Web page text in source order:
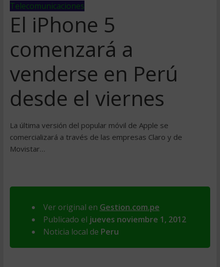
Telecomunicaciones
El iPhone 5
comenzará a
venderse en Perú
desde el viernes
La última versión del popular móvil de Apple se
comercializará a través de las empresas Claro y de
Movistar…
Ver original en Gestion.com.pe
Publicado el jueves noviembre 1, 2012
Noticia local de Peru